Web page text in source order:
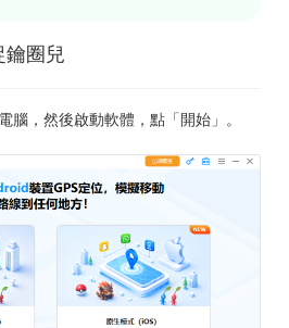
鑰圈兒
腦，然後啟動軟體，點「開始」。